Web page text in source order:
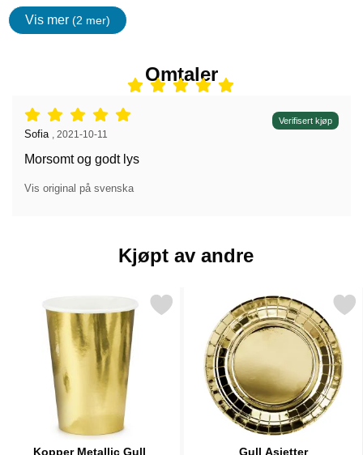
Vis mer (2 mer)
egenskaper
Omtaler
Vurdering: 5 stjerne av 5, Verifisert kjøp
Anmeldelse av:
Sofia 2021-10-11
Morsomt og godt lys
Vis original på svenska
Kjøpt av andre
Kopper Metallic Gull
Merk kopper Metallic Gull som favoritt
Gull Asjetter
Merk gull Asjetter